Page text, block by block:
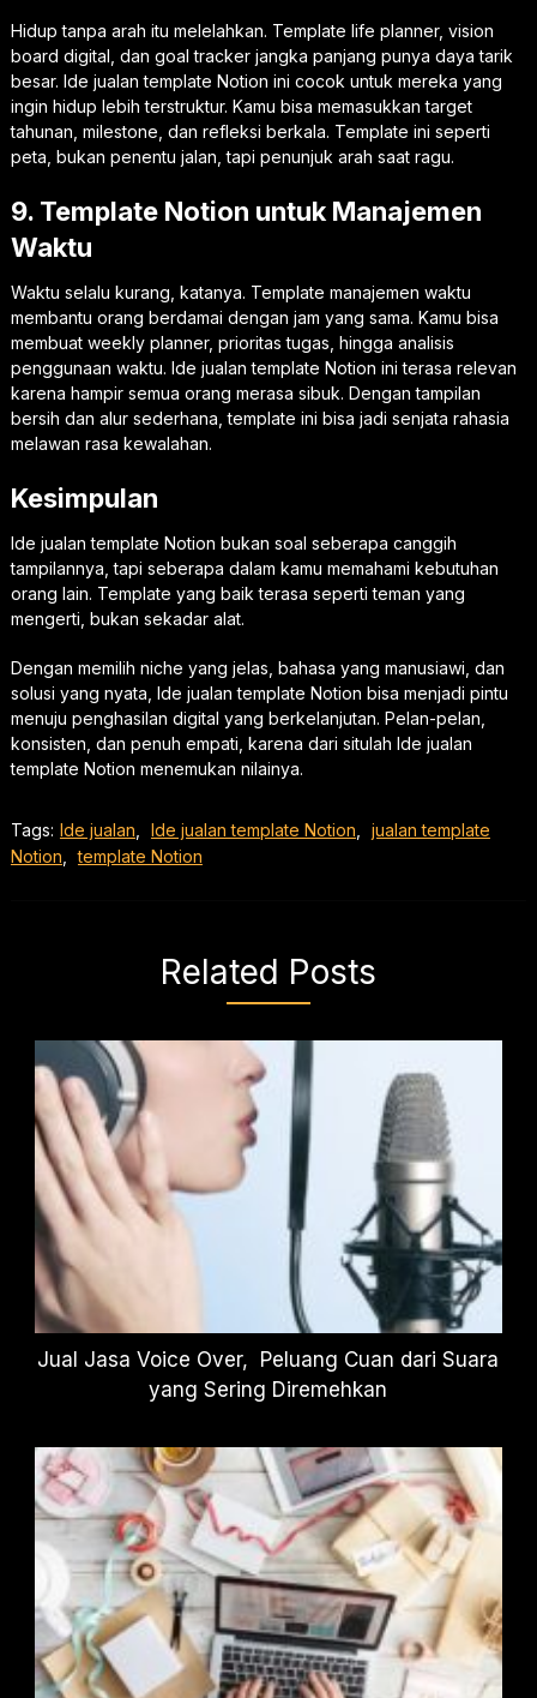
Hidup tanpa arah itu melelahkan. Template life planner, vision
board digital, dan goal tracker jangka panjang punya daya tarik
besar. Ide jualan template Notion ini cocok untuk mereka yang
ingin hidup lebih terstruktur. Kamu bisa memasukkan target
tahunan, milestone, dan refleksi berkala. Template ini seperti
peta, bukan penentu jalan, tapi penunjuk arah saat ragu.
9. Template Notion untuk Manajemen
Waktu
Waktu selalu kurang, katanya. Template manajemen waktu
membantu orang berdamai dengan jam yang sama. Kamu bisa
membuat weekly planner, prioritas tugas, hingga analisis
penggunaan waktu. Ide jualan template Notion ini terasa relevan
karena hampir semua orang merasa sibuk. Dengan tampilan
bersih dan alur sederhana, template ini bisa jadi senjata rahasia
melawan rasa kewalahan.
Kesimpulan
Ide jualan template Notion bukan soal seberapa canggih
tampilannya, tapi seberapa dalam kamu memahami kebutuhan
orang lain. Template yang baik terasa seperti teman yang
mengerti, bukan sekadar alat.
Dengan memilih niche yang jelas, bahasa yang manusiawi, dan
solusi yang nyata, Ide jualan template Notion bisa menjadi pintu
menuju penghasilan digital yang berkelanjutan. Pelan-pelan,
konsisten, dan penuh empati, karena dari situlah Ide jualan
template Notion menemukan nilainya.
Tags: Ide jualan Ide jualan template Notion
jualan template
Notion
template Notion
Related Posts
Jual Jasa Voice Over, Peluang Cuan dari Suara
yang Sering Diremehkan